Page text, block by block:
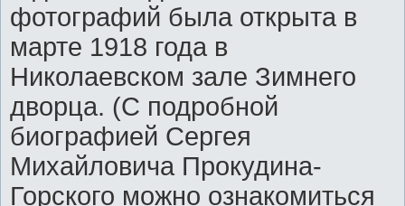
фотографий была открыта в
марте 1918 года в
Николаевском зале Зимнего
дворца. (С подробной
биографией Сергея
Михайловича Прокудина-
Горского можно ознакомиться